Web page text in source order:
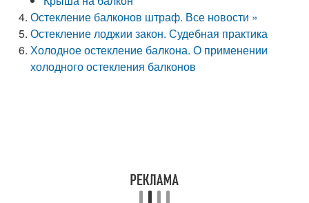
Остекление балконов штраф. Все новости »
Остекление лоджии закон. Судебная практика
Холодное остекление балкона. О применении
холодного остекления балконов